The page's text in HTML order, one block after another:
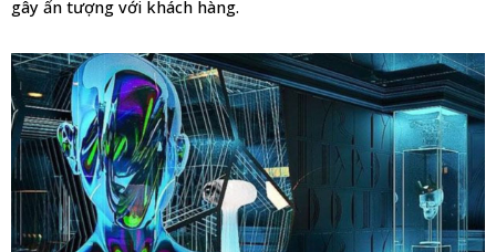
gây ấn tượng với khách hàng.